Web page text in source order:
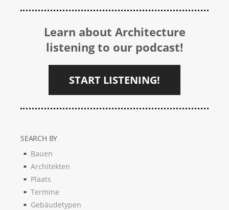
Learn about Architecture
listening to our podcast!
START LISTENING!
SEARCH BY
Bauen
Architekten
Plaats
Termine
Gebäudetypen